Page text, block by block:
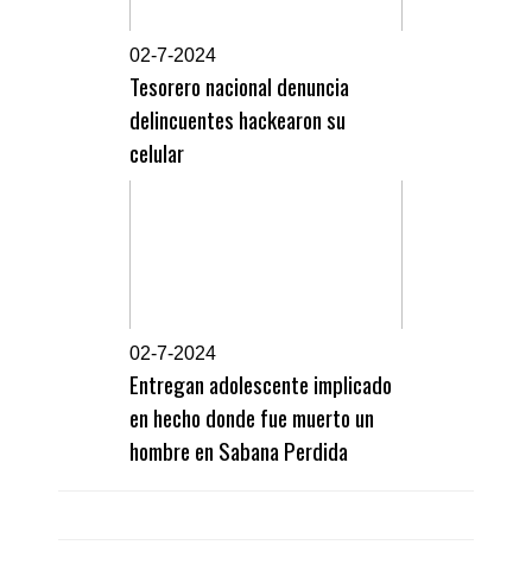
02-7-2024
Tesorero nacional denuncia
delincuentes hackearon su
celular
02-7-2024
Entregan adolescente implicado
en hecho donde fue muerto un
hombre en Sabana Perdida